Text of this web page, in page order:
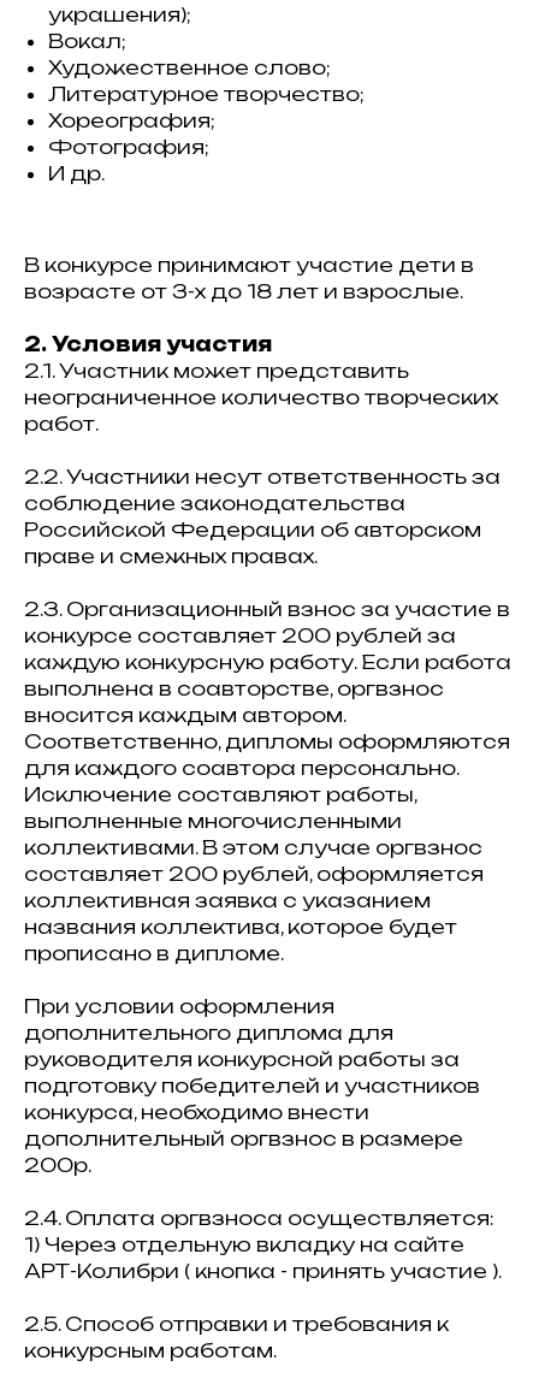
украшения);
Вокал;
Художественное слово;
Литературное творчество;
Хореография;
Фотография;
И др.
В конкурсе принимают участие дети в
возрасте от 3-х до 18 лет и взрослые.
2. Условия участия
2.1. Участник может представить
неограниченное количество творческих
работ.
2.2. Участники несут ответственность за
соблюдение законодательства
Российской Федерации об авторском
праве и смежных правах.
2.3. Организационный взнос за участие в
конкурсе составляет 200 рублей за
каждую конкурсную работу. Если работа
выполнена в соавторстве, оргвзнос
вносится каждым автором.
Соответственно, дипломы оформляются
для каждого соавтора персонально.
Исключение составляют работы,
выполненные многочисленными
коллективами. В этом случае оргвзнос
составляет 200 рублей, оформляется
коллективная заявка с указанием
названия коллектива, которое будет
прописано в дипломе.
При условии оформления
дополнительного диплома для
руководителя конкурсной работы за
подготовку победителей и участников
конкурса, необходимо внести
дополнительный оргвзнос в размере
200р.
2.4. Оплата оргвзноса осуществляется:
1) Через отдельную вкладку на сайте
АРТ-Колибри ( кнопка - принять участие ).
2.5. Способ отправки и требования к
конкурсным работам.